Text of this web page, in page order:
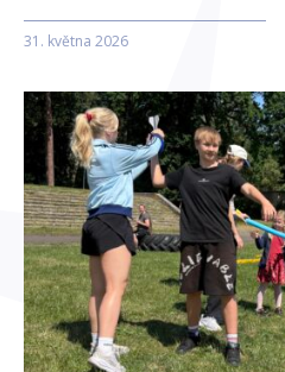
31. května 2026